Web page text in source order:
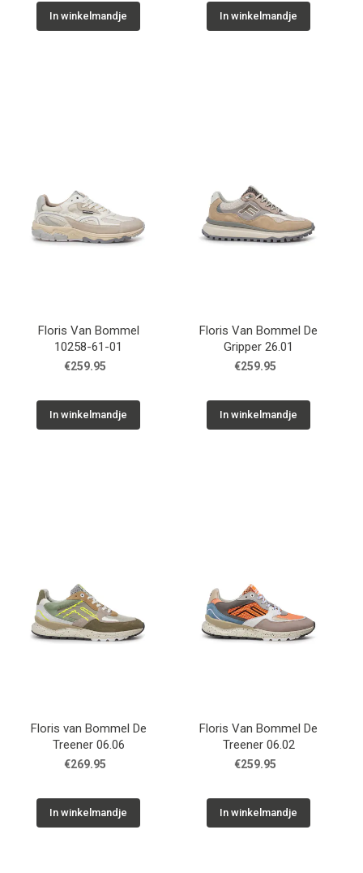
In winkelmandje In winkelmandje
Floris Van Bommel
10258-61-01
€259.95
In winkelmandje
Floris Van Bommel De
Gripper 26.01
€259.95
In winkelmandje
Floris van Bommel De
Treener 06.06
€269.95
In winkelmandje
Floris Van Bommel De
Treener 06.02
€259.95
In winkelmandje